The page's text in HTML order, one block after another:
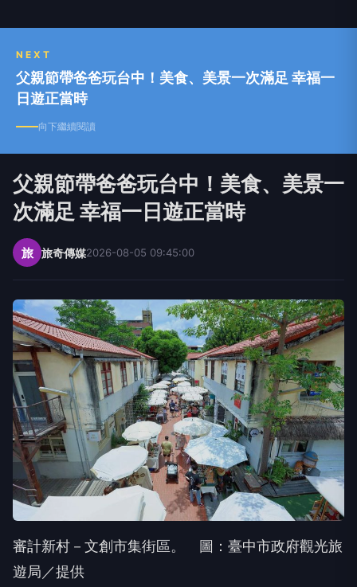
NEXT
父親節帶爸爸玩台中！美食、美景一次滿足 幸福一
日遊正當時
向下繼續閱讀
父親節帶爸爸玩台中！美食、美景一
次滿足 幸福一日遊正當時
旅 旅奇傳媒2026-08-05 09:45:00
審計新村－文創市集街區。 圖：臺中市政府觀光旅
遊局／提供